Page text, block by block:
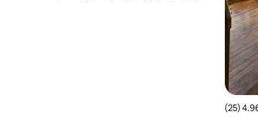
4.96 من 5، 25 مراجعات4.96